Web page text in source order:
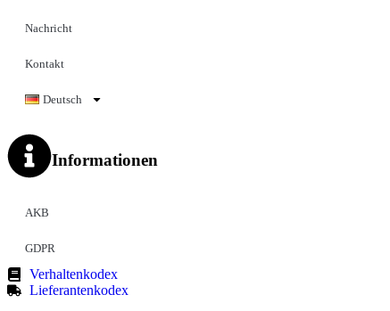
Nachricht
Kontakt
Deutsch
Informationen
AKB
GDPR
Verhaltenkodex
Lieferantenkodex